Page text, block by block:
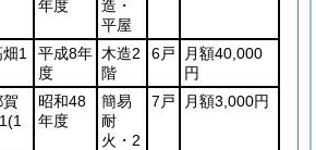
年度
造・
平屋
1
平成8年
度
木造2
階
6戸
月額40,000
円
(1
昭和48
年度
簡易
耐
火・2
7戸 月額3,000円